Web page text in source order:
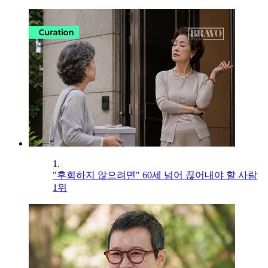
1.
"후회하지 않으려면" 60세 넘어 끊어내야 할 사람
1위